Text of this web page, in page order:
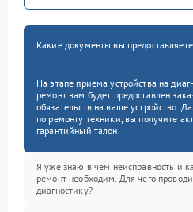
Какие документы вы
На этапе приема устройства на
ремонт вам будет предоставлен
обязательств на ваше устройство.
по ремонту техники, вы получите
гарантийный талон.
Я уже знаю в чем неисправность и
ремонт необходим. Для чего
диагностику?